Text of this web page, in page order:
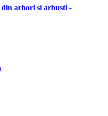
arbori si arbusti -